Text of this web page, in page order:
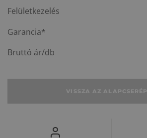
Felületkezelés
Garancia*
Bruttó ár/db
VISSZA AZ